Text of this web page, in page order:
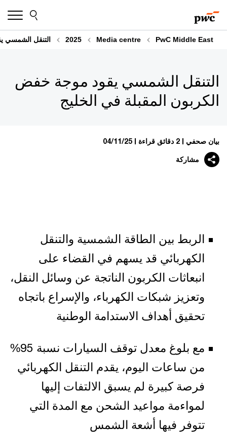
to
content
to
footer
PwC Middle East
Media centre
2025 التنقل الشمسي
التنقل الشمسي يقود موجة خفض
الكربون المقبلة في الخليج
بيان صحفي 2 دقائق قراءة 04/11/25
مشاركة
الربط بين الطاقة الشمسية والتنقل
الكهربائي قد يسهم في القضاء على
انبعاثات الكربون الناتجة عن وسائل النقل،
وتعزيز شبكات الكهرباء، والإسراع باتجاه
تحقيق أهداف الاستدامة الوطنية
مع بلوغ معدل توقف السيارات نسبة 95%
من ساعات اليوم، يقدم التنقل الكهربائي
فرصة كبيرة لم يسبق الالتفات إليها
لمواءمة مواعيد الشحن مع المدة التي
تتوفر فيها أشعة الشمس